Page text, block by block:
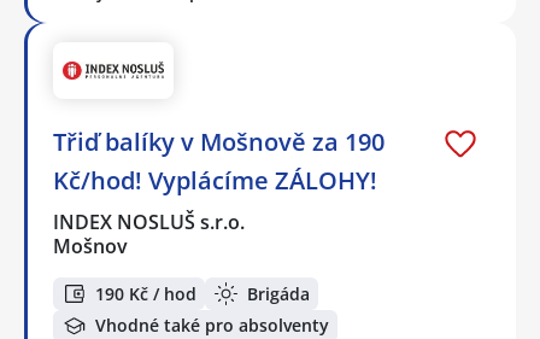
Třiď balíky v Mošnově za 190
Kč/hod! Vyplácíme ZÁLOHY!
INDEX NOSLUŠ s.r.o.
Mošnov
190 Kč / hod
Brigáda
Vhodné také pro absolventy